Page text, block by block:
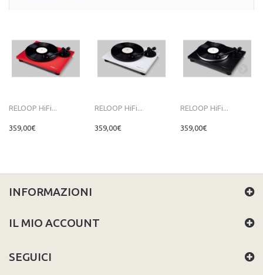
RELOOP HiFi...
359,00€
RELOOP HiFi...
359,00€
RELOOP HiFi...
359,00€
INFORMAZIONI
IL MIO ACCOUNT
SEGUICI